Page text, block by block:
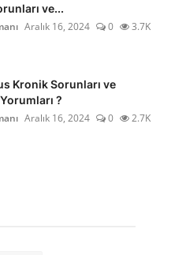
ve...
Aralık 16, 2024 0 3.7K
Kronik Sorunları ve
?
Aralık 16, 2024 0 2.7K